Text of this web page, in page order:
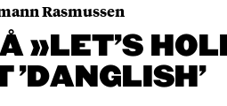
Rasmussen
»LET’S
'DANGLISH'